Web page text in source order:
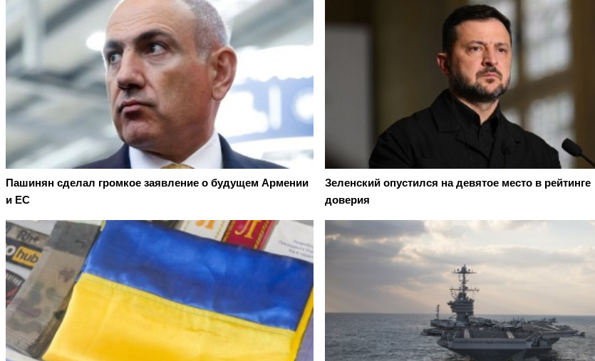
Пашинян сделал громкое заявление о будущем Армении
и ЕС
Зеленский опустился на девятое место в рейтинге
доверия